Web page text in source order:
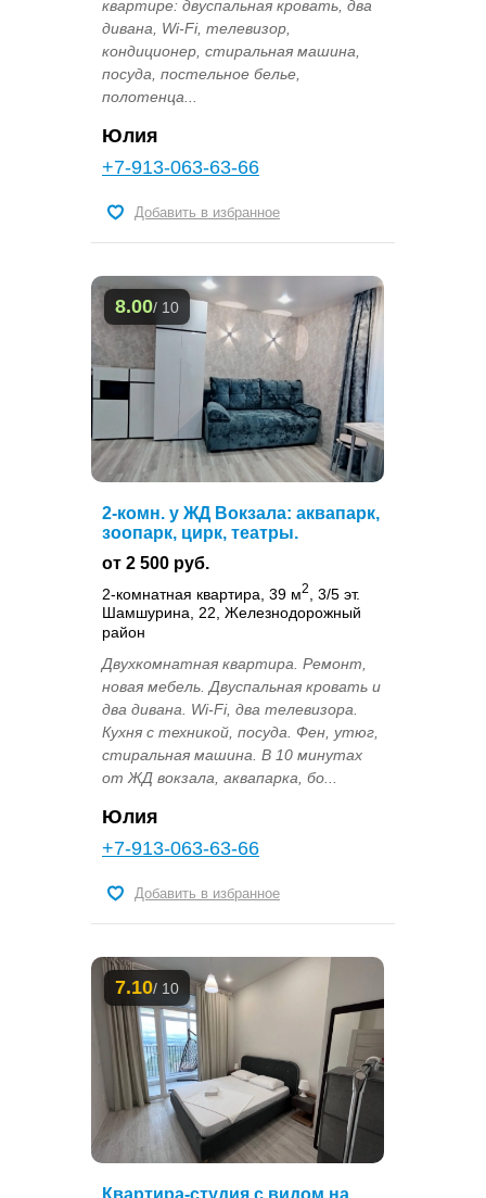
квартире: двуспальная кровать, два
дивана, Wi-Fi, телевизор,
кондиционер, стиральная машина,
посуда, постельное белье,
полотенца...
Юлия
+7-913-063-63-66
Добавить в избранное
8.00/ 10
2-комн. у ЖД Вокзала: аквапарк,
зоопарк, цирк, театры.
от 2 500 руб.
2-комнатная квартира, 39 м2
, 3/5 эт.
Шамшурина, 22, Железнодорожный
район
Двухкомнатная квартира. Ремонт,
новая мебель. Двуспальная кровать и
два дивана. Wi-Fi, два телевизора.
Кухня с техникой, посуда. Фен, утюг,
стиральная машина. В 10 минутах
от ЖД вокзала, аквапарка, бо...
Юлия
+7-913-063-63-66
Добавить в избранное
7.10/ 10